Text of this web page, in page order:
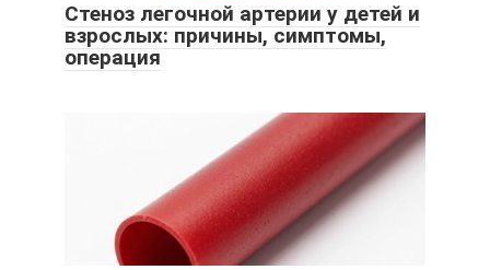
Стеноз легочной артерии у детей и
взрослых: причины, симптомы,
операция